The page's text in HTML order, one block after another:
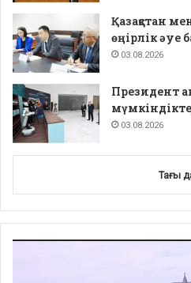
Қазақстан
өңірлік
03.08.2026
Президент
03.08.2026
Тағы